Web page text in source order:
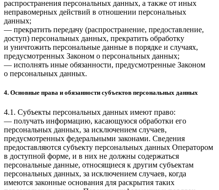
распространения персональных данных, а также от иных
неправомерных действий в отношении персональных
данных;
— прекратить передачу (распространение, предоставление,
доступ) персональных данных, прекратить обработку
и уничтожить персональные данные в порядке и случаях,
предусмотренных Законом о персональных данных;
— исполнять иные обязанности, предусмотренные Законом
о персональных данных.
4. Основные права и обязанности субъектов персональных данных
4.1. Субъекты персональных данных имеют право:
— получать информацию, касающуюся обработки его
персональных данных, за исключением случаев,
предусмотренных федеральными законами. Сведения
предоставляются субъекту персональных данных Оператором
в доступной форме, и в них не должны содержаться
персональные данные, относящиеся к другим субъектам
персональных данных, за исключением случаев, когда
имеются законные основания для раскрытия таких